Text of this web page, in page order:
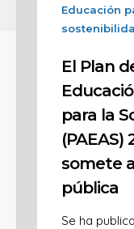
Educación
El Plan
para la
(PAEAS)
somete
pública
Se ha